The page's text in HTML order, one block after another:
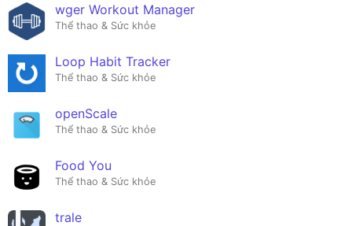
wger Workout Manager
Thể thao & Sức khỏe
Loop Habit Tracker
Thể thao & Sức khỏe
openScale
Thể thao & Sức khỏe
Food You
Thể thao & Sức khỏe
trale